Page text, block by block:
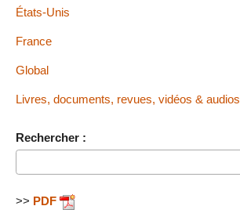
États-Unis
France
Global
Livres, documents, revues, vidéos & audios
Rechercher :
>> PDF